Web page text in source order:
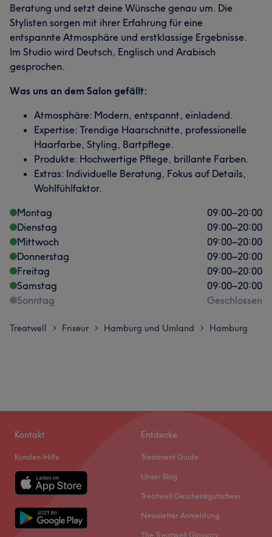
Beratung und setzt deine Wünsche genau um. Die
Stylisten sorgen mit ihrer Erfahrung für eine
entspannte Atmosphäre und erstklassige Ergebnisse.
Im Studio wird Deutsch, Englisch und Arabisch
gesprochen.
Was uns an dem Salon gefällt:
Atmosphäre: Modern, entspannt, einladend.
Expertise: Trendige Haarschnitte, professionelle
Haarfarbe, Styling, Bartpflege.
Produkte: Hochwertige Pflege, brillante Farben.
Extras: Individuelle Beratung, Fokus auf Details,
Wohlfühlfaktor.
Montag
09:00–20:00
Dienstag
09:00–20:00
Mittwoch
09:00–20:00
Donnerstag
09:00–20:00
Freitag
09:00–20:00
Samstag
09:00–20:00
Sonntag
Geschlossen
Treatwell > Friseur > Hamburg und Umland > Hamburg
Kontakt
Kunden-Hilfe
Entdecke
Treatment Guide
Unser Blog
Treatwell Geschenkgutschein
Newsletter Anmeldung
The Treatwell Glossary